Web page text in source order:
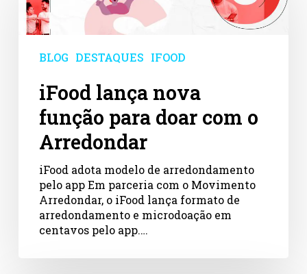
função
para
com
Arredondar
BLOG DESTAQUES IFOOD
iFood lança nova
função para doar com o
Arredondar
iFood adota modelo de arredondamento
pelo app Em parceria com o Movimento
Arredondar, o iFood lança formato de
arredondamento e microdoação em
centavos pelo app.…